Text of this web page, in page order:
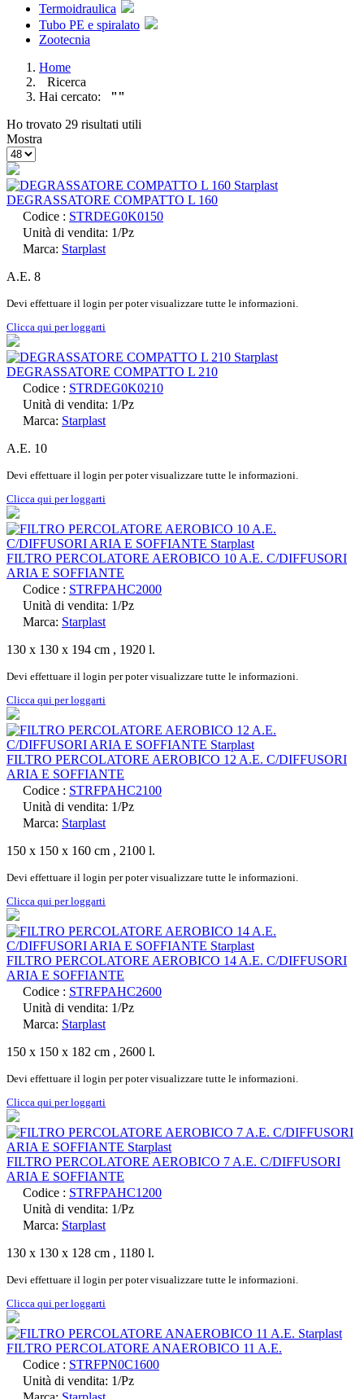
Termoidraulica
Tubo PE e spiralato
Zootecnia
Home
Ricerca
Hai cercato: ""
Ho trovato 29 risultati utili
Mostra
DEGRASSATORE COMPATTO L 160
Codice : STRDEG0K0150
Unità di vendita: 1/Pz
Marca: Starplast
A.E. 8
Devi effettuare il login per poter visualizzare tutte le informazioni.
Clicca qui per loggarti
DEGRASSATORE COMPATTO L 210
Codice : STRDEG0K0210
Unità di vendita: 1/Pz
Marca: Starplast
A.E. 10
Devi effettuare il login per poter visualizzare tutte le informazioni.
Clicca qui per loggarti
FILTRO PERCOLATORE AEROBICO 10 A.E. C/DIFFUSORI
ARIA E SOFFIANTE
Codice : STRFPAHC2000
Unità di vendita: 1/Pz
Marca: Starplast
130 x 130 x 194 cm , 1920 l.
Devi effettuare il login per poter visualizzare tutte le informazioni.
Clicca qui per loggarti
FILTRO PERCOLATORE AEROBICO 12 A.E. C/DIFFUSORI
ARIA E SOFFIANTE
Codice : STRFPAHC2100
Unità di vendita: 1/Pz
Marca: Starplast
150 x 150 x 160 cm , 2100 l.
Devi effettuare il login per poter visualizzare tutte le informazioni.
Clicca qui per loggarti
FILTRO PERCOLATORE AEROBICO 14 A.E. C/DIFFUSORI
ARIA E SOFFIANTE
Codice : STRFPAHC2600
Unità di vendita: 1/Pz
Marca: Starplast
150 x 150 x 182 cm , 2600 l.
Devi effettuare il login per poter visualizzare tutte le informazioni.
Clicca qui per loggarti
FILTRO PERCOLATORE AEROBICO 7 A.E. C/DIFFUSORI
ARIA E SOFFIANTE
Codice : STRFPAHC1200
Unità di vendita: 1/Pz
Marca: Starplast
130 x 130 x 128 cm , 1180 l.
Devi effettuare il login per poter visualizzare tutte le informazioni.
Clicca qui per loggarti
FILTRO PERCOLATORE ANAEROBICO 11 A.E.
Codice : STRFPN0C1600
Unità di vendita: 1/Pz